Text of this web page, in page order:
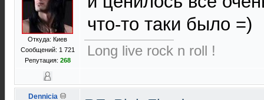
Откуда: Киев
Сообщений: 1 721
Репутация: 268
что-то таки было =)
Long live rock n roll !
Dennicia